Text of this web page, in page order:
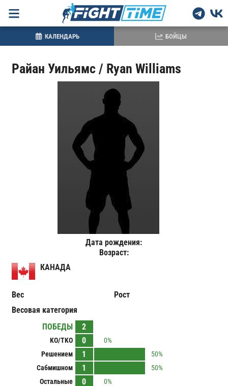
Райан Уильямс / Ryan Williams
Дата рождения:
Возраст:
КАНАДА
Вес
Рост
Весовая категория
ПОБЕДЫ
2
KO/TKO 0
0%
Решением
1
50%
Сабмишном
1
50%
Остальные
0 0%
КАЛЕНДАРЬ БОЙЦЫ